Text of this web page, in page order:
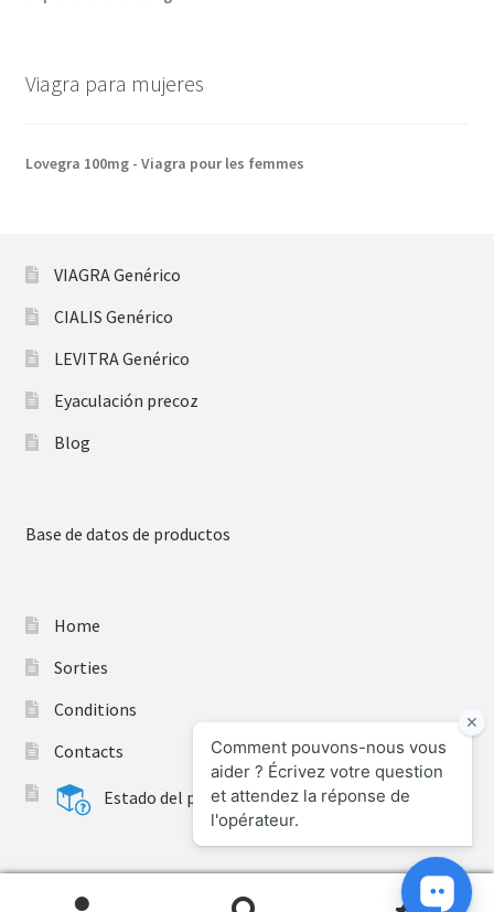
Viagra para mujeres
Lovegra 100mg - Viagra pour les femmes
VIAGRA Genérico
CIALIS Genérico
LEVITRA Genérico
Eyaculación precoz
Blog
Base de datos de productos
Home
Sorties
Conditions
Contacts
Estado del pedido